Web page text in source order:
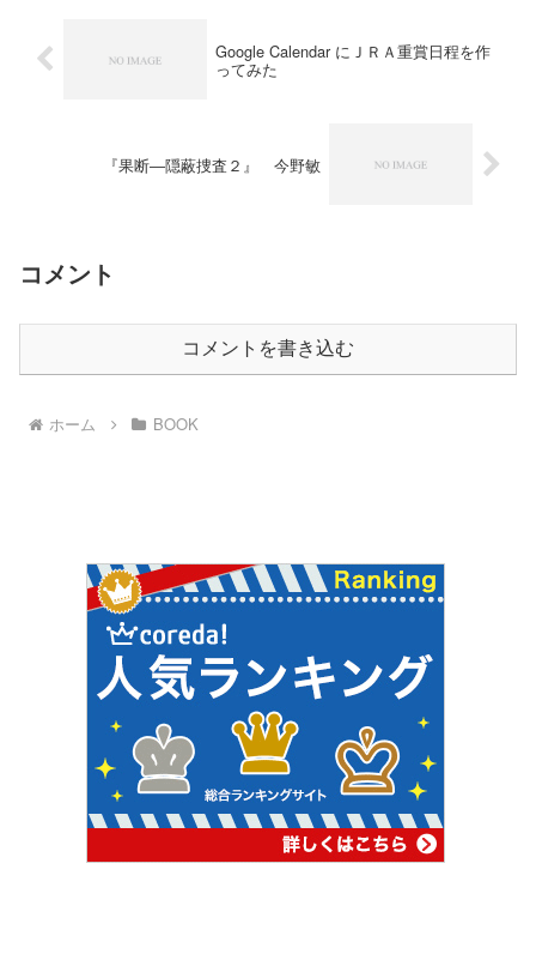
Google Calendar にＪＲＡ重賞日程を作
ってみた
『果断―隠蔽捜査２』 今野敏
コメント
コメントを書き込む
ホーム BOOK